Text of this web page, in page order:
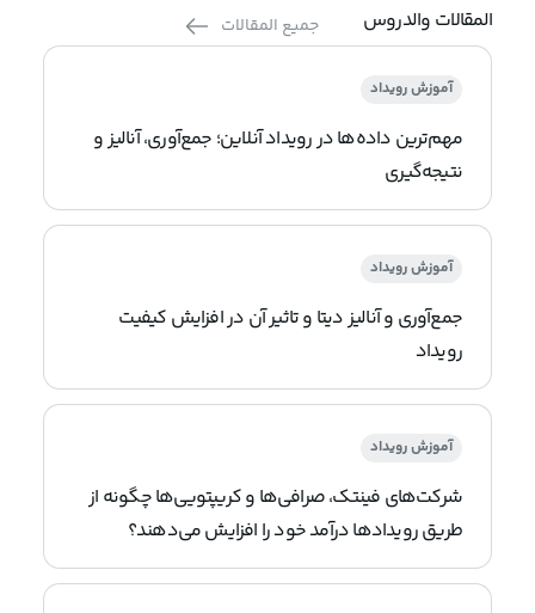
المقالات والدروس
جميع المقالات
آموزش رویداد
مهم‌ترین داده‌ها در رویداد آنلاین؛ جمع‌آوری، آنالیز و
نتیجه‌گیری
آموزش رویداد
جمع‌آوری و آنالیز دیتا و تاثیر آن در افزایش کیفیت
رویداد
آموزش رویداد
شرکت‌های فینتک، صرافی‌ها و کریپتویی‌ها چگونه از
طریق رویدادها درآمد خود را افزایش می‌دهند؟